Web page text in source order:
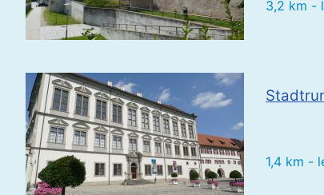
3,2 km -
1,4 km -